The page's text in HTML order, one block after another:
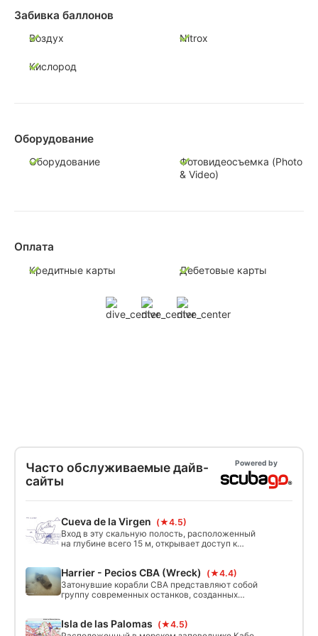
Забивка баллонов
Воздух Nitrox
Кислород
Оборудование
Оборудование
Фотовидеосъемка (Photo
& Video)
Оплата
Кредитные карты Дебетовые карты
Часто обслуживаемые дайв-
сайты
Powered by
Cueva de la Virgen (★4.5)
Вход в эту скальную полость, расположенный
на глубине всего 15 м, открывает доступ к
вытекает источник пресной воды,
позволяющий ощутить визуальный эффект
галоклина.
Harrier - Pecios CBA (Wreck)
(★4.4)
Затонувшие корабли CBA представляют собой
группу современных останков, созданных
песчаной среде, что делает их идеальным
Isla de las Palomas (★4.5)